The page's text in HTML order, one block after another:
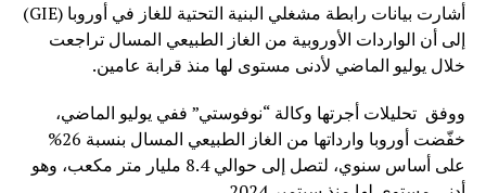
أشارت بيانات رابطة مشغلي البنية التحتية للغاز في أوروبا (GIE)
إلى أن الواردات الأوروبية من الغاز الطبيعي المسال تراجعت
خلال يوليو الماضي لأدنى مستوى لها منذ قرابة عامين.
ووفق تحليلات أجرتها وكالة “نوفوستي” ففي يوليو الماضي،
خفّضت أوروبا وارداتها من الغاز الطبيعي المسال بنسبة 26%
على أساس سنوي، لتصل إلى حوالي 8.4 مليار متر مكعب، وهو